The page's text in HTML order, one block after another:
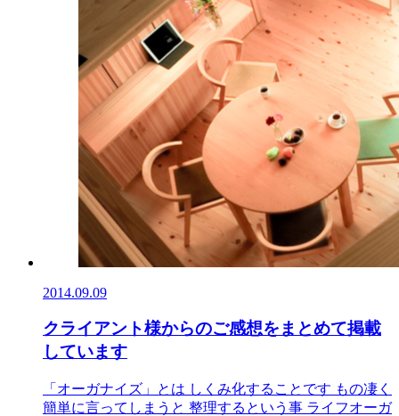
2014.09.09
クライアント様からのご感想をまとめて掲載
しています
「オーガナイズ」とは しくみ化することです もの凄く
簡単に言ってしまうと 整理するという事 ライフオーガ